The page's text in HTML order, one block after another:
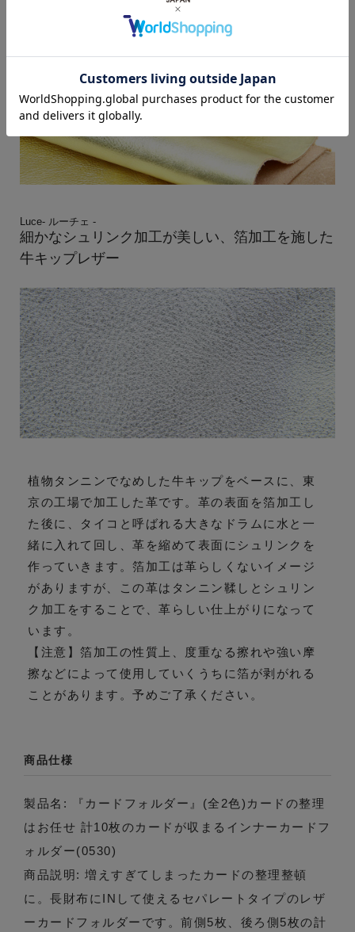
Luce- ルーチェ -
細かなシュリンク加工が美しい、箔加工を施した
牛キップレザー
植物タンニンでなめした牛キップをベースに、東
京の工場で加工した革です。革の表面を箔加工し
た後に、タイコと呼ばれる大きなドラムに水と一
緒に入れて回し、革を縮めて表面にシュリンクを
作っていきます。箔加工は革らしくないイメージ
がありますが、この革はタンニン鞣しとシュリン
ク加工をすることで、革らしい仕上がりになって
います。
【注意】箔加工の性質上、度重なる擦れや強い摩
擦などによって使用していくうちに箔が剥がれる
ことがあります。予めご了承ください。
商品仕様
製品名: 『カードフォルダー』(全2色)カードの整理
はお任せ 計10枚のカードが収まるインナーカードフ
ォルダー(0530)
商品説明: 増えすぎてしまったカードの整理整頓
に。長財布にINして使えるセパレートタイプのレザ
ーカードフォルダーです。前側5枚、後ろ側5枚の計